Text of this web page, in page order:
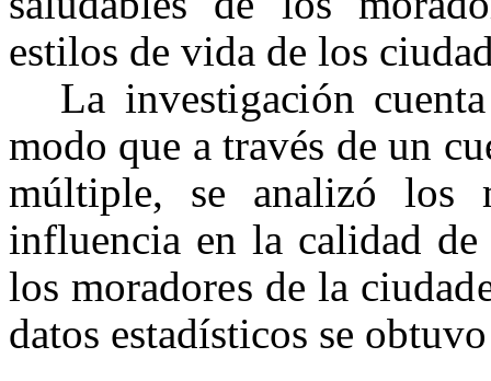
estilos de vida de los
La investigación cuent
modo que a través de un cu
múltiple, se analizó los
influencia enla calidad d
losmoradores de la ciudad
datos estadísticos se obt